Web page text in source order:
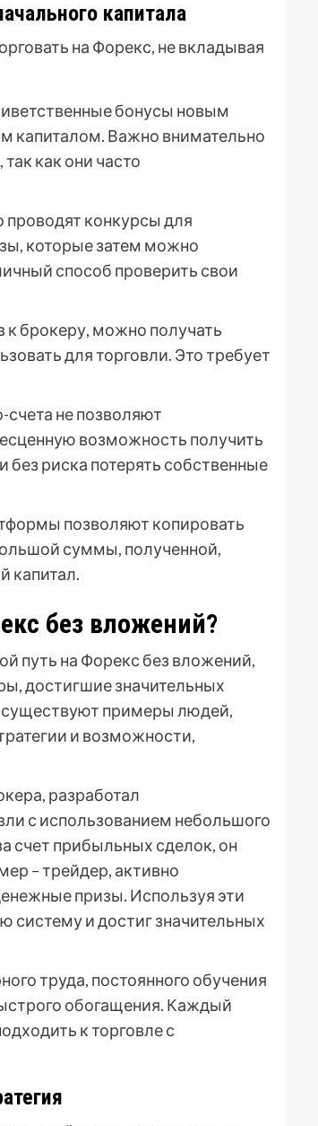
капитала
на Форекс, не вкладывая
бонусы новым
капиталом. Важно внимательно
как они часто
конкурсы для
которые затем можно
способ проверить свои
к брокеру, можно получать
для торговли. Это требует
счета не позволяют
возможность получить
без риска потерять собственные
позволяют копировать
суммы, полученной,
капитал.
без вложений?
путь на Форекс без вложений,
достигшие значительных
существуют примеры людей,
и возможности,
разработал
с использованием небольшого
счет прибыльных сделок, он
– трейдер, активно
призы. Используя эти
систему и достиг значительных
труда, постоянного обучения
обогащения. Каждый
к торговле с